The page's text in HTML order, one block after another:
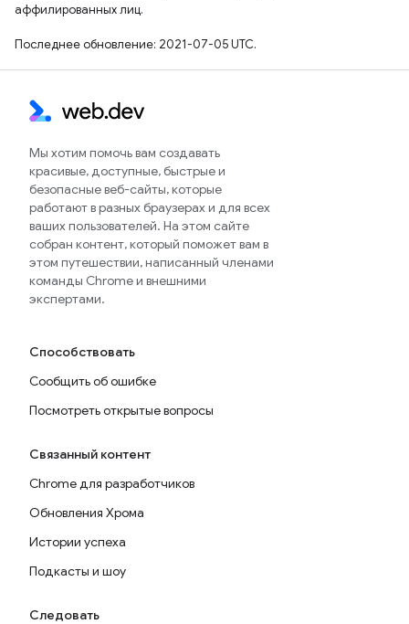
аффилированных лиц.
Последнее обновление: 2021-07-05 UTC.
Мы хотим помочь вам создавать
красивые, доступные, быстрые и
безопасные веб-сайты, которые
работают в разных браузерах и для всех
ваших пользователей. На этом сайте
собран контент, который поможет вам в
этом путешествии, написанный членами
команды Chrome и внешними
экспертами.
Способствовать
Сообщить об ошибке
Посмотреть открытые вопросы
Связанный контент
Chrome для разработчиков
Обновления Хрома
Истории успеха
Подкасты и шоу
Следовать